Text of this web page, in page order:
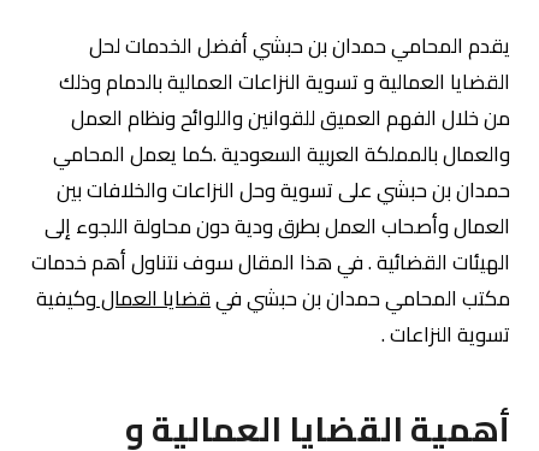
يقدم المحامي حمدان بن حبشي أفضل الخدمات لحل
القضايا العمالية و تسوية النزاعات العمالية بالدمام وذلك
من خلال الفهم العميق للقوانين واللوائح ونظام العمل
والعمال بالمملكة العربية السعودية .كما يعمل المحامي
حمدان بن حبشي على تسوية وحل النزاعات والخلافات بين
العمال وأصحاب العمل بطرق ودية دون محاولة اللجوء إلى
الهيئات القضائية . في هذا المقال سوف نتناول أهم خدمات
مكتب المحامي حمدان بن حبشي فيقضايا العمالوكيفية
تسوية النزاعات .
أهمية القضايا العمالية و